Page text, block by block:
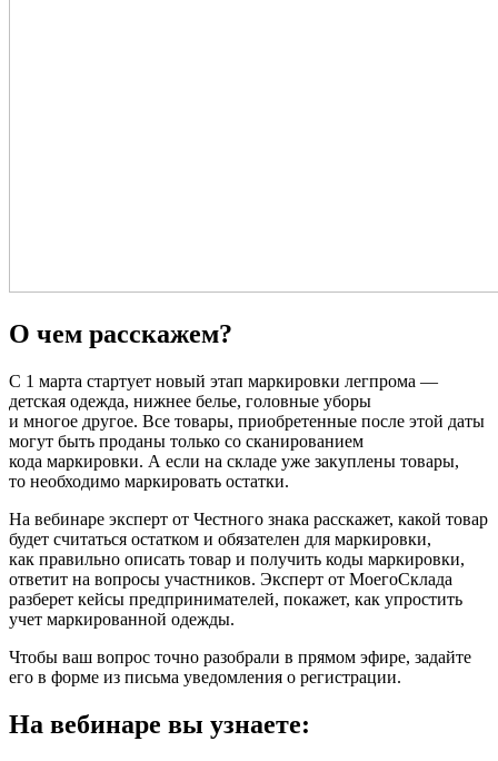
О чем расскажем?
С 1 марта стартует новый этап маркировки легпрома —
детская одежда, нижнее белье, головные уборы
и многое другое. Все товары, приобретенные после этой даты
могут быть проданы только со сканированием
кода маркировки. А если на складе уже закуплены товары,
то необходимо маркировать остатки.
На вебинаре эксперт от Честного знака расскажет, какой товар
будет считаться остатком и обязателен для маркировки,
как правильно описать товар и получить коды маркировки,
ответит на вопросы участников. Эксперт от МоегоСклада
разберет кейсы предпринимателей, покажет, как упростить
учет маркированной одежды.
Чтобы ваш вопрос точно разобрали в прямом эфире, задайте
его в форме из письма уведомления о регистрации.
На вебинаре вы узнаете: